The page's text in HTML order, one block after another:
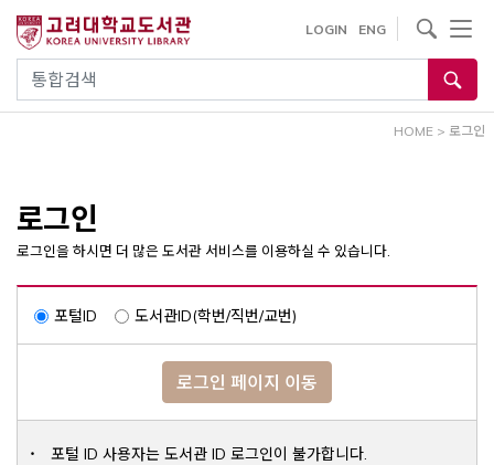
건
통합검색
LOGIN ENG
사이트내 검색
HOME > 로그인
로그인
로그인을 하시면 더 많은 도서관 서비스를 이용하실 수 있습니다.
포털ID 도서관ID(학번/직번/교번)
로그인 페이지 이동
포털 ID 사용자는 도서관 ID 로그인이 불가합니다.